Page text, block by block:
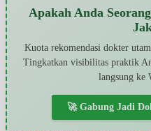
Apakah Anda
Kuota rekomendasi dokter
Tingkatkan visibilitas praktik
langsung ke
🚀 Gabung Jadi